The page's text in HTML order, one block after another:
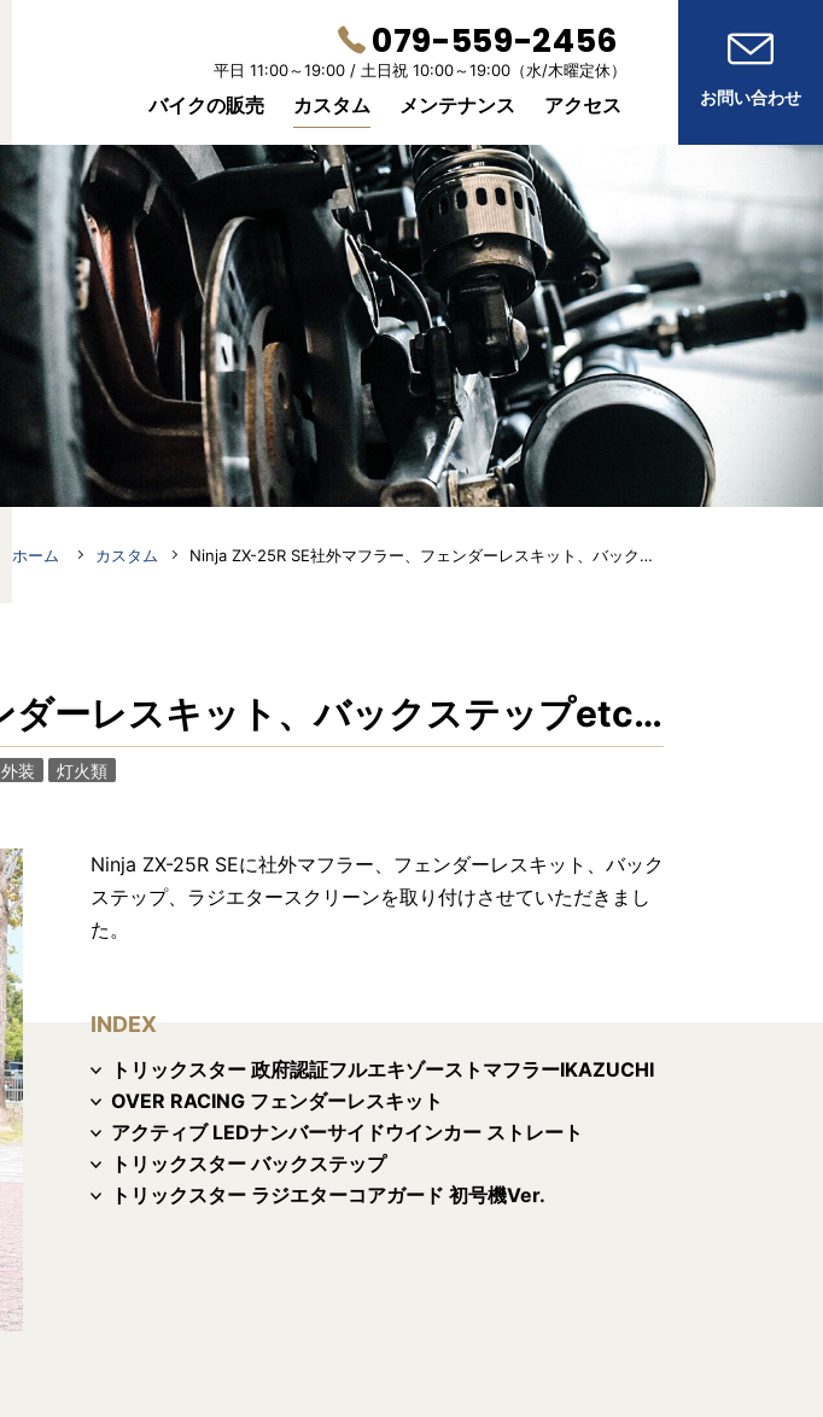
079-559-2456
平日 11:00～19:00 / 土日祝 10:00～19:00（水/木曜定休）
バイクの販売 カスタム メンテナンス アクセス お問い合わせ
ホーム カスタム Ninja ZX-25R SE社外マフラー、フェンダーレスキット、バックステップetc&…
ダーレスキット、バックステップetc…
外装 灯火類
Ninja ZX-25R SEに社外マフラー、フェンダーレスキット、バック
ステップ、ラジエタースクリーンを取り付けさせていただきまし
た。
INDEX
トリックスター 政府認証フルエキゾーストマフラーIKAZUCHI
OVER RACING フェンダーレスキット
アクティブ LEDナンバーサイドウインカー ストレート
トリックスター バックステップ
トリックスター ラジエターコアガード 初号機Ver.